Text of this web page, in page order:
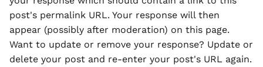
post's permalink URL. Your response will then
appear (possibly after moderation) on this page.
Want to update or remove your response? Update or
delete your post and re-enter your post's URL again.